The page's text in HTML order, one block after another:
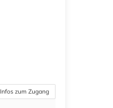
Infos zum Zugang